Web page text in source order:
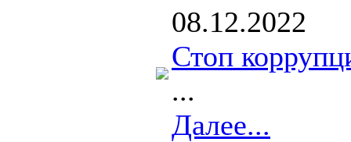
08.12.2022
Стоп
...
Далее...